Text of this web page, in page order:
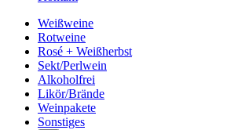
Weißweine
Rotweine
Rosé + Weißherbst
Sekt/Perlwein
Alkoholfrei
Likör/Brände
Weinpakete
Sonstiges